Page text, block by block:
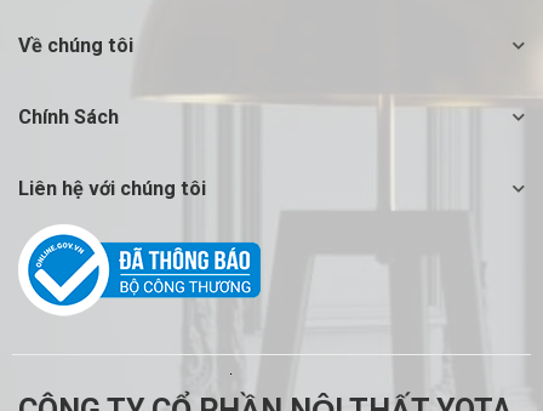
Về chúng tôi
Chính Sách
Liên hệ với chúng tôi